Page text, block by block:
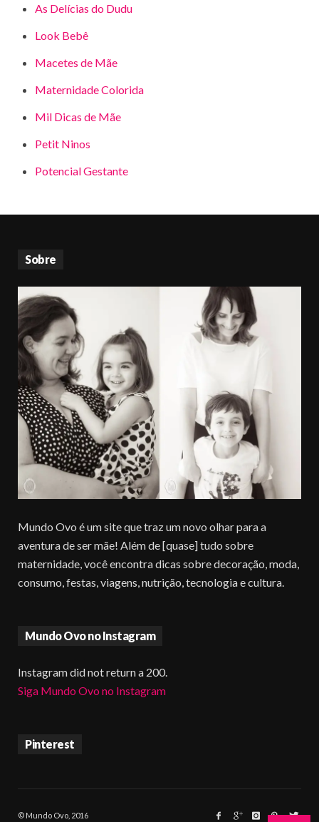
As Delícias do Dudu
Look Bebê
Macetes de Mãe
Maternidade Colorida
Mil Dicas de Mãe
Petit Ninos
Potencial Gestante
Sobre
Mundo Ovo é um site que traz um novo olhar para a
aventura de ser mãe! Além de [quase] tudo sobre
maternidade, você encontra dicas sobre decoração, moda,
consumo, festas, viagens, nutrição, tecnologia e cultura.
Mundo Ovo no Instagram
Instagram did not return a 200.
Siga Mundo Ovo no Instagram
Pinterest
© Mundo Ovo, 2016